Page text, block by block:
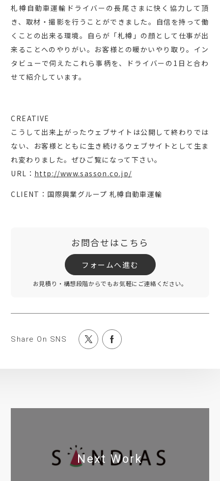
札樽自動車運輸ドライバーの長尾さまに快く協力して頂
き、取材・撮影を行うことができました。自信を持って働
くことの出来る環境。自らが「札樽」の顔として仕事が出
来ることへのやりがい。お客様との暖かいやり取り。イン
タビューで伺えたこれら事柄を、ドライバーの1日と合わ
せて紹介しています。
CREATIVE
こうして出来上がったウェブサイトは公開して終わりでは
ない、お客様とともに生き続けるウェブサイトとして生ま
れ変わりました。ぜひご覧になって下さい。
URL： http://www.sasson.co.jp/
CLIENT：国際興業グループ 札樽自動車運輸
お問合せはこちら
フォームへ進む
お見積り・構想段階からでもお気軽にご連絡ください。
Share On SNS
Next Work